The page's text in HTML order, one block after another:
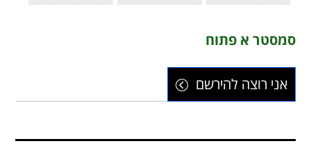
סמסטר א פתוח
אני רוצה להירשם